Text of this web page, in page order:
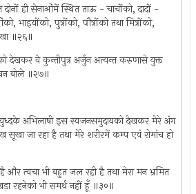
दोनों ही सेनाओंमें स्थित ताऊ - चाचोंको, दादों -
भाइयोंको, पुत्रोंको, पौत्रोंको तथा मित्रोंको,
॥२६॥
देखकर वे कुन्तीपुत्र अर्जुन अत्यन्त करुणासे युक्त
बोले ॥२७॥
अभिलाषी इस स्वजनसमुदायको देखकर मेरे अंग
जा रहा है तथा मेरे शरीरमें कम्प एवं रोमांच हो
और त्वचा भी बहुत जल रही है तथा मेरा मन भ्रमित
रहनेको भी समर्थ नहीं हूँ ॥३०॥